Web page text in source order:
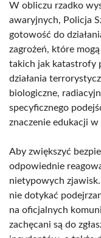
W obliczu rzadko
awaryjnych, Policja
gotowość do
zagrożeń, które
takich jak katastrofy
działania
biologiczne,
specyficznego
znaczenie edukacji w
Aby zwiększyć
odpowiednie
nietypowych
nie dotykać
na oficjalnych
zachęcani są do